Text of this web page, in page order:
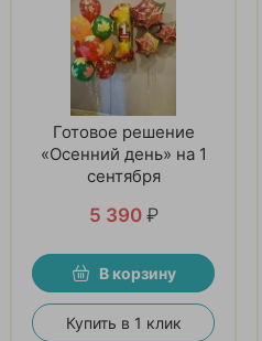
Готовое решение
«Осенний день» на 1
сентября
5 390 ₽
В корзину
Купить в 1 клик